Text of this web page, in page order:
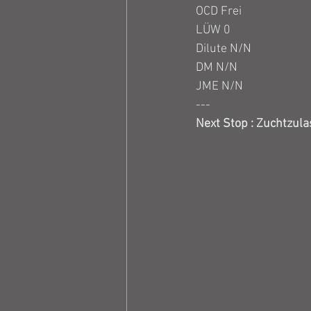
OCD Frei
LÜW 0
Dilute N/N
DM N/N
JME N/N
---
Next Stop :